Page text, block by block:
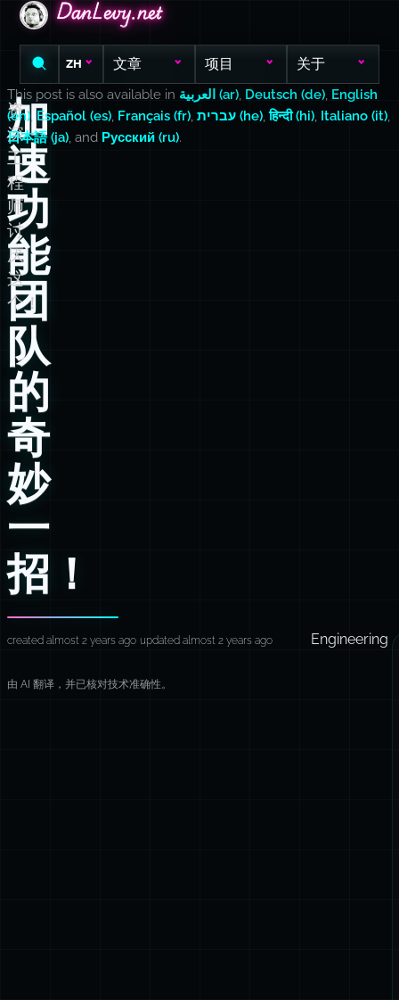
DanLevy.net
DanLevy.net
DanLevy.net
ZH 文章 项目 关于
加
速
功
能
团
队
的
奇
妙
一
招！
资
深
工
程
师
讨
厌
这
个！
This post is also available in العربية (ar), Deutsch (de), English
(en), Español (es), Français (fr), עברית (he),हिन्दी (hi), Italiano (it),
日本語 (ja), and Русский (ru).
created almost 2 years ago updated almost 2 years ago Engineering
由 AI 翻译，并已核对技术准确性。